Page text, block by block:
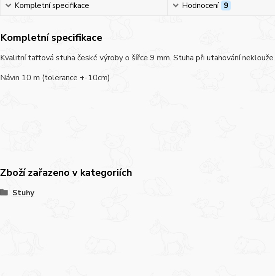
Kompletní specifikace Hodnocení 9
Kompletní specifikace
Kvalitní taftová stuha české výroby o šířce 9 mm. Stuha při utahování neklouže.
Návin 10 m (tolerance +-10cm)
Zboží zařazeno v kategoriích
Stuhy